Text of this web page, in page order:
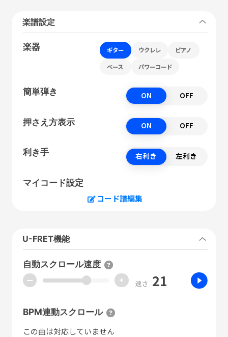
楽譜設定
楽器 ギター ウクレレ ピアノ
ベース パワーコード
簡単弾き ON OFF
押さえ方表示 ON OFF
利き手 右利き 左利き
マイコード設定
コード譜編集
U-FRET機能
自動スクロール速度
ー + 速さ 21
BPM連動スクロール
この曲は対応していません